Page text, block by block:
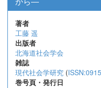
著者
工藤 遥
出版者
北海道社会学会
雑誌
現代社会学研究 (
巻号頁・発行日